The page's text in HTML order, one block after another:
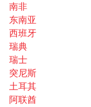
南非
东南亚
西班牙
瑞典
瑞士
突尼斯
土耳其
阿联酋